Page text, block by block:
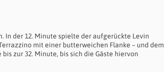
In der 12. Minute spielte der aufgerückte Levin
mit einer butterweichen Flanke – und dem
zur 32. Minute, bis sich die Gäste hiervon